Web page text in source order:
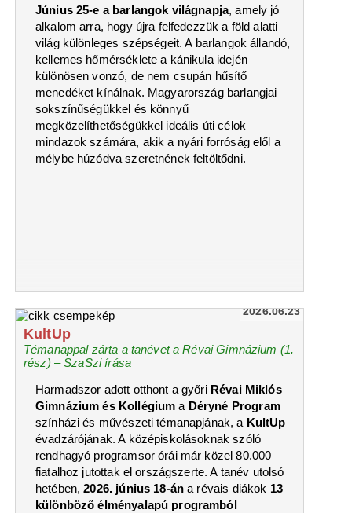
Június 25-e a barlangok világnapja, amely jó
alkalom arra, hogy újra felfedezzük a föld alatti
világ különleges szépségeit. A barlangok állandó,
kellemes hőmérséklete a kánikula idején
különösen vonzó, de nem csupán hűsítő
menedéket kínálnak. Magyarország barlangjai
sokszínűségükkel és könnyű
megközelíthetőségükkel ideális úti célok
mindazok számára, akik a nyári forróság elől a
mélybe húzódva szeretnének feltöltődni.
2026.06.23
KultUp
Témanappal zárta a tanévet a Révai Gimnázium (1.
rész) – SzaSzi írása
Harmadszor adott otthont a győri Révai Miklós
Gimnázium és Kollégium a Déryné Program
színházi és művészeti témanapjának, a KultUp
évadzárójának. A középiskolásoknak szóló
rendhagyó programsor órái már közel 80.000
fiatalhoz jutottak el országszerte. A tanév utolsó
hetében,2026. június 18-án a révais diákok 13
különböző élményalapú programból